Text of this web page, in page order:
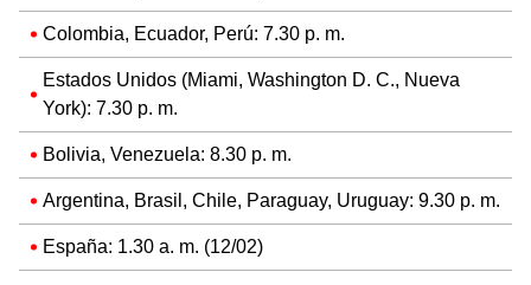
Colombia, Ecuador, Perú: 7.30 p. m.
Estados Unidos (Miami, Washington D. C., Nueva
York): 7.30 p. m.
Bolivia, Venezuela: 8.30 p. m.
Argentina, Brasil, Chile, Paraguay, Uruguay: 9.30 p. m.
España: 1.30 a. m. (12/02)